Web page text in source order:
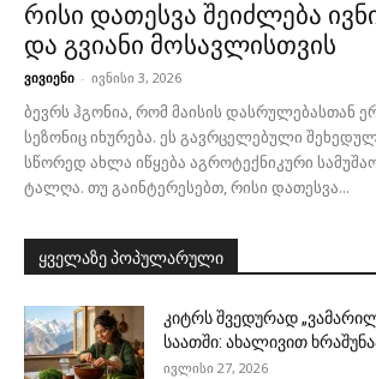
რისი დათესვა შეიძლება
და გვიანი მოსავლისთვის
ვივიენი - ივნისი 3, 2026
ბევრს ჰგონია, რომ მაისის დასრულებასთან
სეზონიც იხურება. ეს გავრცელებული
სწორედ ახლა იწყება აგროტექნიკური
ტალღა. თუ გაინტერესებთ, რისი დათესვა...
ყველაზე პოპულარული
კიტრს შვედურად
საათში: ახალივით
ივლისი 27, 2026